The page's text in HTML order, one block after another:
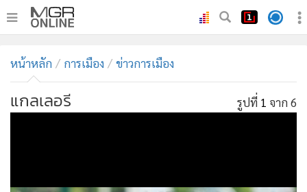
ทันเหตุการณ์
• ภาคใต้
• ภูมิภาค
หน้าหลัก การเมือง ข่าวการเมือง
แกลเลอรี รูปที่ 1 จาก 6